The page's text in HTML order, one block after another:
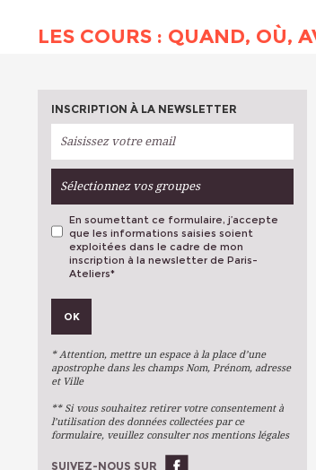
LES COURS : QUAND, OÙ,
INSCRIPTION À LA NEWSLETTER
Sélectionnez vos groupes
Métiers D'art
Arts Du Texte
Stages Ponctuels
Ateliers À L'année
En soumettant ce formulaire, j’accepte
que les informations saisies soient
exploitées dans le cadre de mon
inscription à la newsletter de Paris-
Ateliers*
OK
* Attention, mettre un espace à la place d’une
apostrophe dans les champs Nom, Prénom, adresse
et Ville
** Si vous souhaitez retirer votre consentement à
l’utilisation des données collectées par ce
formulaire, veuillez consulter nos mentions légales
SUIVEZ-NOUS SUR